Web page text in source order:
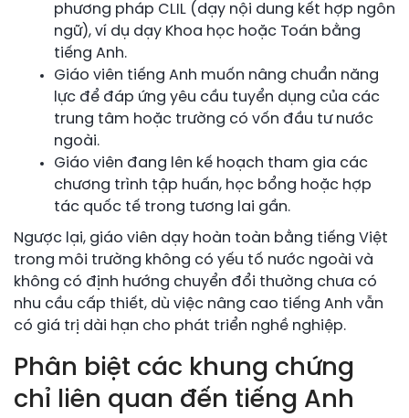
phương pháp CLIL (dạy nội dung kết hợp ngôn
ngữ), ví dụ dạy Khoa học hoặc Toán bằng
tiếng Anh.
Giáo viên tiếng Anh muốn nâng chuẩn năng
lực để đáp ứng yêu cầu tuyển dụng của các
trung tâm hoặc trường có vốn đầu tư nước
ngoài.
Giáo viên đang lên kế hoạch tham gia các
chương trình tập huấn, học bổng hoặc hợp
tác quốc tế trong tương lai gần.
Ngược lại, giáo viên dạy hoàn toàn bằng tiếng Việt
trong môi trường không có yếu tố nước ngoài và
không có định hướng chuyển đổi thường chưa có
nhu cầu cấp thiết, dù việc nâng cao tiếng Anh vẫn
có giá trị dài hạn cho phát triển nghề nghiệp.
Phân biệt các khung chứng
chỉ liên quan đến tiếng Anh